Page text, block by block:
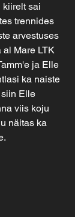
kiirelt sai
trennides
arvestuses
Mare LTK
ja Elle
ka naiste
Elle
viis koju
näitas ka